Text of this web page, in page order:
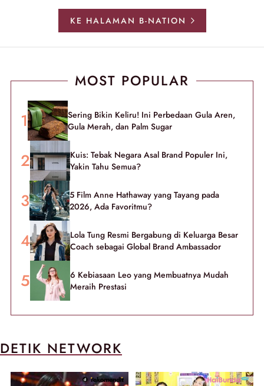
KE HALAMAN B-NATION
MOST POPULAR
Sering Bikin Keliru! Ini Perbedaan Gula Aren,
Gula Merah, dan Palm Sugar
Kuis: Tebak Negara Asal Brand Populer Ini,
Yakin Tahu Semua?
5 Film Anne Hathaway yang Tayang pada
2026, Ada Favoritmu?
Lola Tung Resmi Bergabung di Keluarga Besar
Coach sebagai Global Brand Ambassador
6 Kebiasaan Leo yang Membuatnya Mudah
Meraih Prestasi
DETIK NETWORK